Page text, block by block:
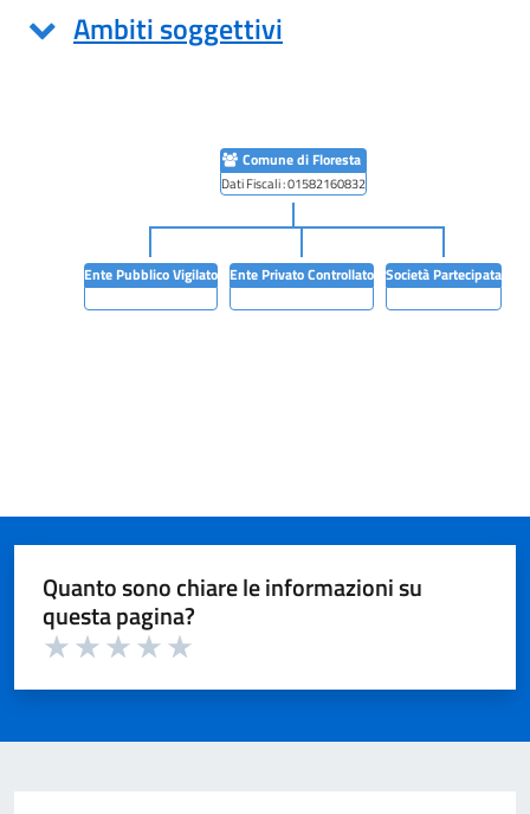
Ambiti soggettivi
Comune di Floresta
Dati Fiscali : 01582160832
Ente Pubblico Vigilato Ente Privato Controllato Società Partecipata
Quanto sono chiare le informazioni su
questa pagina?